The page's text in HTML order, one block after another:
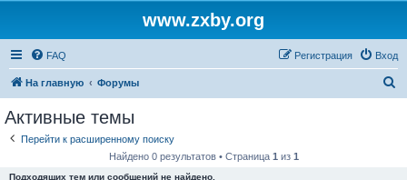
www.zxby.org
FAQ Вход
Регистрация
На главную Форумы
Активные темы
Перейти к расширенному поиску
Найдено 0 результатов • Страница 1 из 1
Подходящих тем или сообщений не найдено.